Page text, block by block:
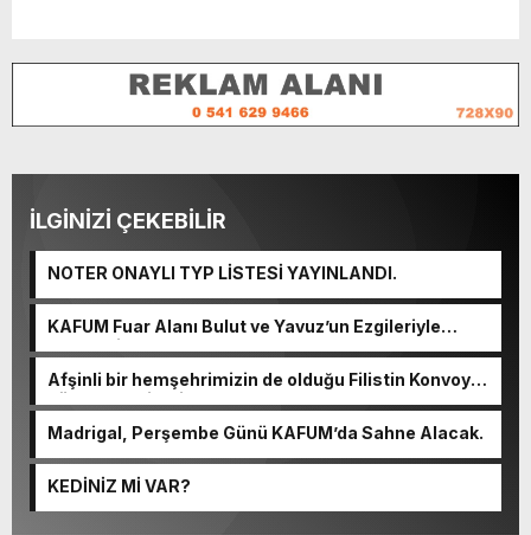
İLGİNİZİ ÇEKEBİLİR
NOTER ONAYLI TYP LİSTESİ YAYINLANDI.
KAFUM Fuar Alanı Bulut ve Yavuz’un Ezgileriyle
Şenlendi.
Afşinli bir hemşehrimizin de olduğu Filistin Konvoyu,
güçlenerek ilerliyor.
Madrigal, Perşembe Günü KAFUM’da Sahne Alacak.
KEDİNİZ Mİ VAR?